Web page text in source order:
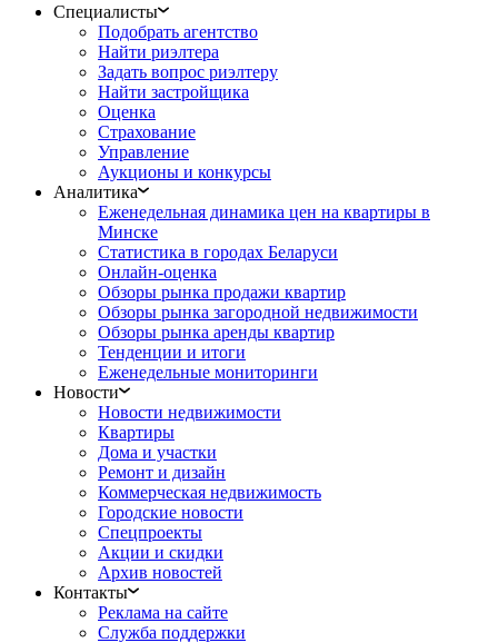
Специалисты
Подобрать агентство
Найти риэлтера
Задать вопрос риэлтеру
Найти застройщика
Оценка
Страхование
Управление
Аукционы и конкурсы
Аналитика
Еженедельная динамика цен на квартиры в
Минске
Статистика в городах Беларуси
Онлайн-оценка
Обзоры рынка продажи квартир
Обзоры рынка загородной недвижимости
Обзоры рынка аренды квартир
Тенденции и итоги
Еженедельные мониторинги
Новости
Новости недвижимости
Квартиры
Дома и участки
Ремонт и дизайн
Коммерческая недвижимость
Городские новости
Спецпроекты
Акции и скидки
Архив новостей
Контакты
Реклама на сайте
Служба поддержки